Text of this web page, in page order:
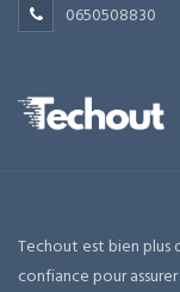
0650508830
Techout est bien
confiance pour